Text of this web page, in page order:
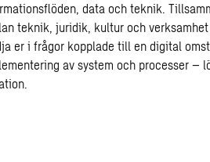
data och teknik.
teknik, juridik, kultur och
er i frågor kopplade till en digital
av system och processer –